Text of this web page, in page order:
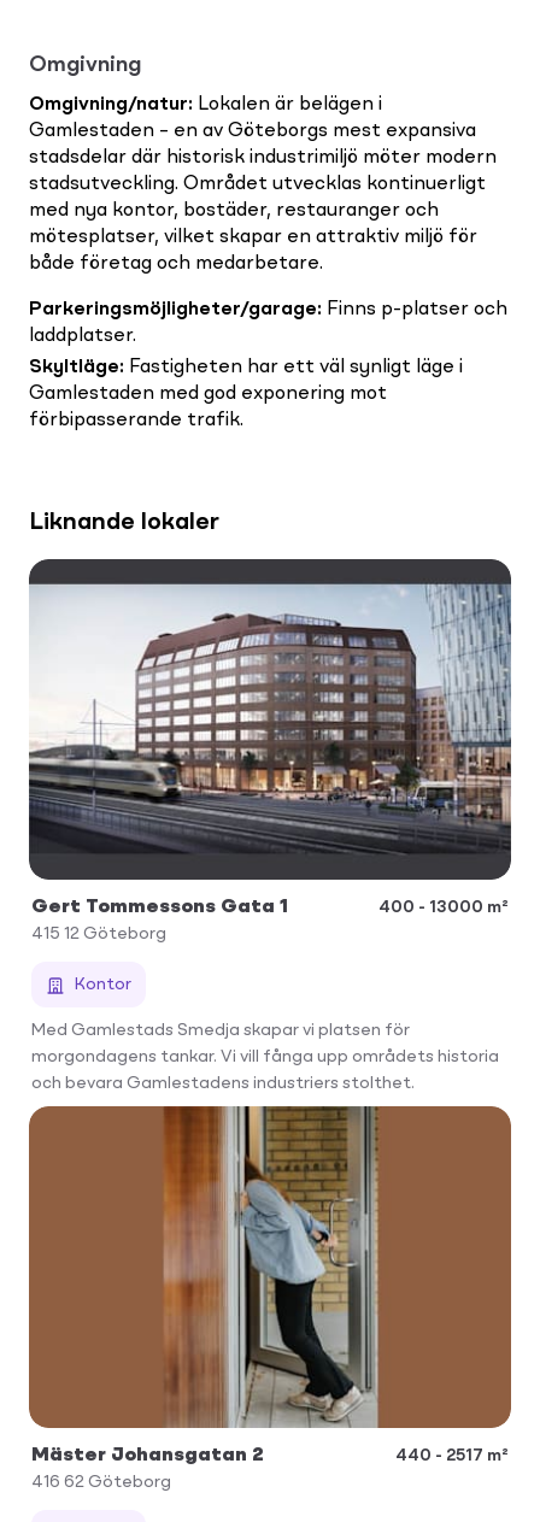
Omgivning
Omgivning/natur: Lokalen är belägen i
Gamlestaden – en av Göteborgs mest expansiva
stadsdelar där historisk industrimiljö möter modern
stadsutveckling. Området utvecklas kontinuerligt
med nya kontor, bostäder, restauranger och
mötesplatser, vilket skapar en attraktiv miljö för
både företag och medarbetare.
Parkeringsmöjligheter/garage: Finns p-platser och
laddplatser.
Skyltläge: Fastigheten har ett väl synligt läge i
Gamlestaden med god exponering mot
förbipasserande trafik.
Liknande lokaler
Gert Tommessons Gata 1
400 - 13000 m²
415 12 Göteborg
Kontor
Med Gamlestads Smedja skapar vi platsen för
morgondagens tankar. Vi vill fånga upp områdets historia
och bevara Gamlestadens industriers stolthet.
Mäster Johansgatan 2
440 - 2517 m²
416 62 Göteborg